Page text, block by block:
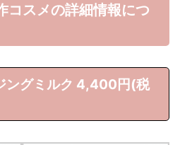
コスメの詳細情報につ
ングミルク 4,400円(税